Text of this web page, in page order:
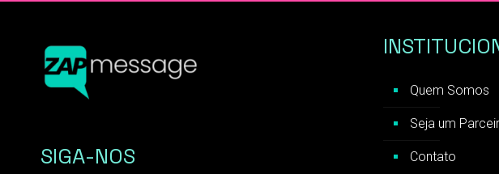
SIGA-NOS
Quem Somos
Seja um
Contato